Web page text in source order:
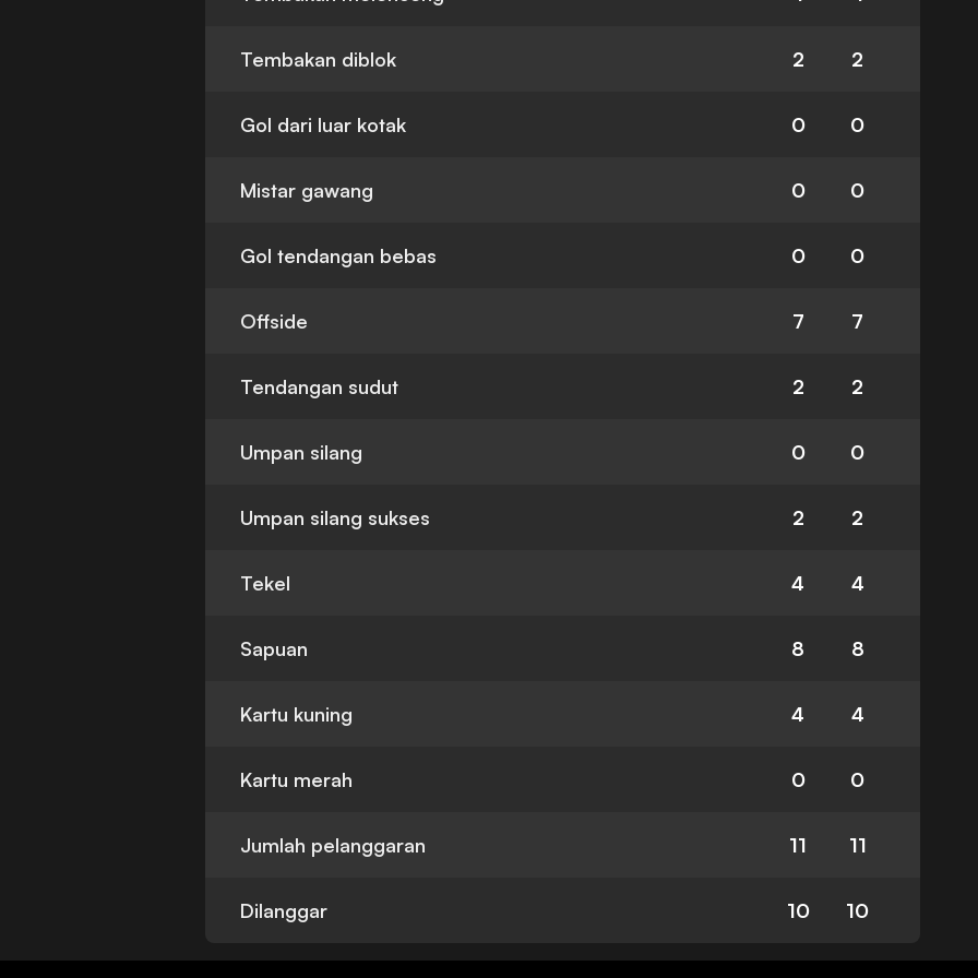
Tembakan diblok 2 2
Gol dari luar kotak 0 0
Mistar gawang 0 0
Gol tendangan bebas 0 0
Offside 7 7
Tendangan sudut 2 2
Umpan silang 0 0
Umpan silang sukses 2 2
Tekel 4 4
Sapuan 8 8
Kartu kuning 4 4
Kartu merah 0 0
Jumlah pelanggaran 11 11
Dilanggar 10 10